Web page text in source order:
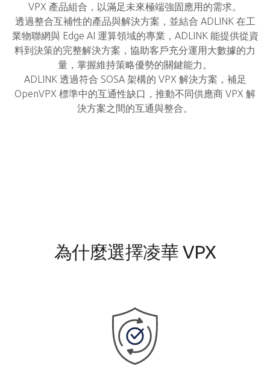
VPX 產品組合，以滿足未來極端強固應用的需求。
透過整合互補性的產品與解決方案，並結合 ADLINK 在工
業物聯網與 Edge AI 運算領域的專業，ADLINK 能提供從資
料到決策的完整解決方案，協助客戶充分運用大數據的力
量，掌握維持策略優勢的關鍵能力。
ADLINK 透過符合 SOSA 架構的 VPX 解決方案，補足
OpenVPX 標準中的互通性缺口，推動不同供應商 VPX 解
決方案之間的互通與整合。
為什麼選擇凌華 VPX